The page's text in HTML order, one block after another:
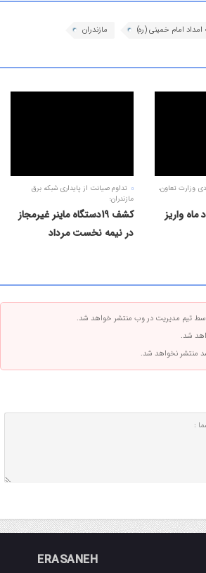
امداد امام خمینی (ره) مازندران
وزارت تعاون،
ماه واریز
تداوم صیانت از پایداری شبکه برق
مازندران؛
کشف 19دستگاه ماینر غیرمجاز
در نیمه نخست مرداد
تیم مدیریت در وب منتشر خواهد شد.
شد.
منتشر نخواهد شد.
ERASANEH